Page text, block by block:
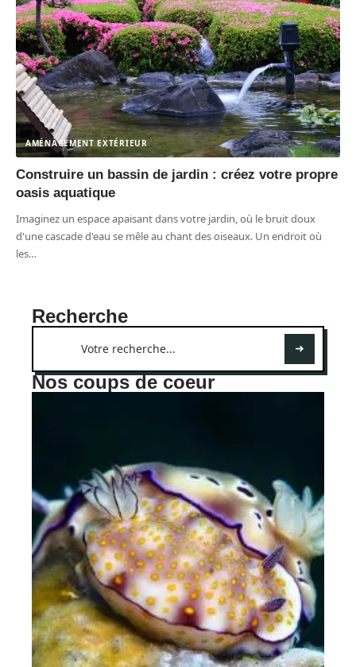
AMÉNAGEMENT EXTÉRIEUR
Construire un bassin de jardin : créez votre propre
oasis aquatique
Imaginez un espace apaisant dans votre jardin, où le bruit doux
d'une cascade d'eau se mêle au chant des oiseaux. Un endroit où
les…
Recherche
Nos coups de coeur